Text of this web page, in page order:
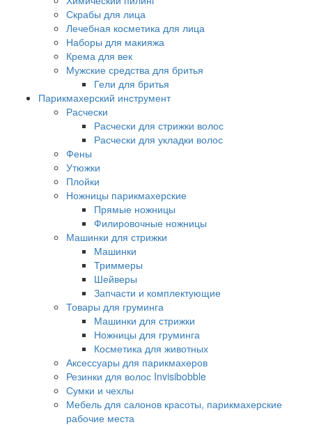
Скрабы для лица
Лечебная косметика для лица
Наборы для макияжа
Крема для век
Мужские средства для бритья
Гели для бритья
Парикмахерский инструмент
Расчески
Расчески для стрижки волос
Расчески для укладки волос
Фены
Утюжки
Плойки
Ножницы парикмахерские
Прямые ножницы
Филировочные ножницы
Машинки для стрижки
Машинки
Триммеры
Шейверы
Запчасти и комплектующие
Товары для груминга
Машинки для стрижки
Ножницы для груминга
Косметика для животных
Аксессуары для парикмахеров
Резинки для волос Invisibobble
Сумки и чехлы
Мебель для салонов красоты, парикмахерские
рабочие места